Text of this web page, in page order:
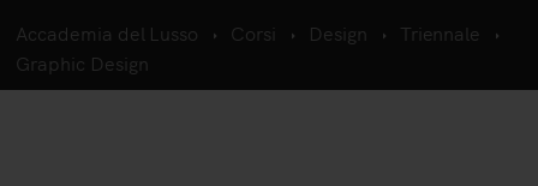
Accademia del Lusso Corsi Design
Triennale
Graphic Design